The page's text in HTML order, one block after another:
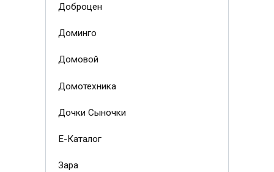
Доброцен
Доминго
Домовой
Домотехника
Дочки Сыночки
Е-Каталог
Зара